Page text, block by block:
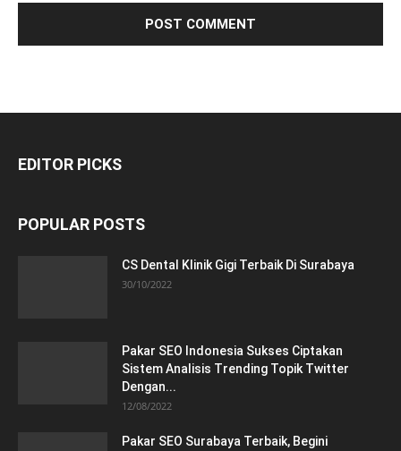
EDITOR PICKS
POPULAR POSTS
CS Dental Klinik Gigi Terbaik Di Surabaya
30/10/2022
Pakar SEO Indonesia Sukses Ciptakan
Sistem Analisis Trending Topik Twitter
Dengan...
12/08/2022
Pakar SEO Surabaya Terbaik, Begini